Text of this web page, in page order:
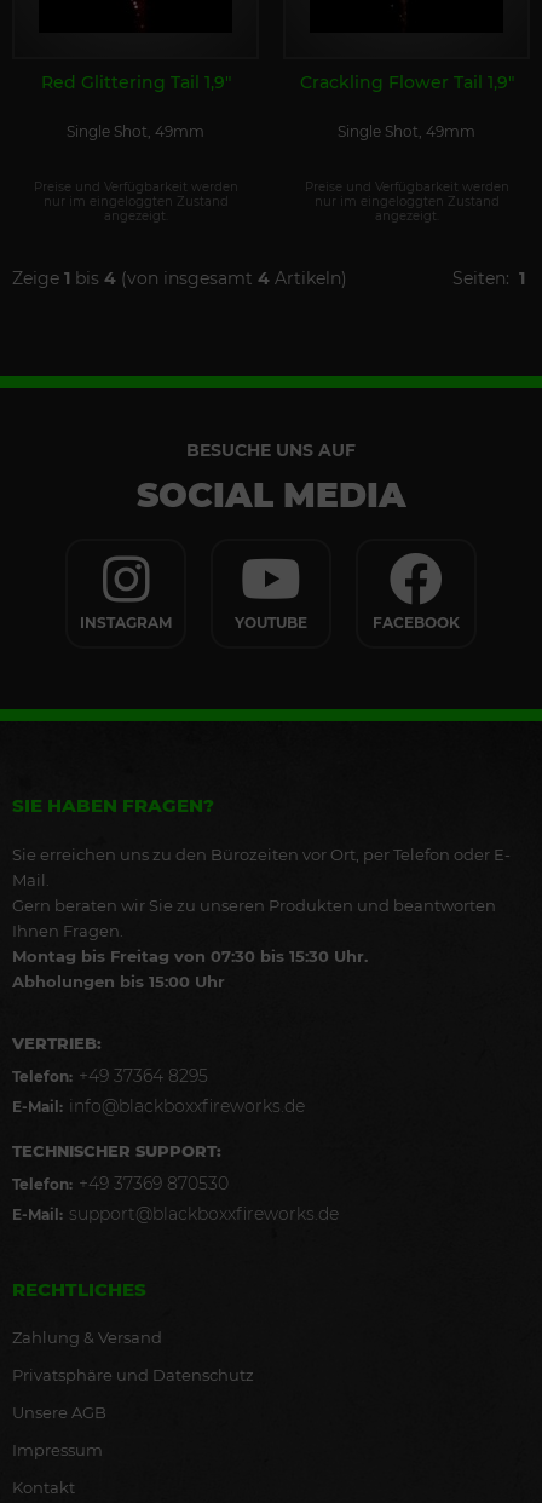
Red Glittering Tail 1,9"
Single Shot, 49mm
Preise und Verfügbarkeit werden
nur im eingeloggten Zustand
angezeigt.
Crackling Flower Tail 1,9"
Single Shot, 49mm
Preise und Verfügbarkeit werden
nur im eingeloggten Zustand
angezeigt.
Zeige 1 bis 4 (von insgesamt 4 Artikeln) Seiten: 1
BESUCHE UNS AUF
SOCIAL MEDIA
INSTAGRAM YOUTUBE FACEBOOK
SIE HABEN FRAGEN?
Sie erreichen uns zu den Bürozeiten vor Ort, per Telefon oder E-
Mail.
Gern beraten wir Sie zu unseren Produkten und beantworten
Ihnen Fragen.
Montag bis Freitag von 07:30 bis 15:30 Uhr.
Abholungen bis 15:00 Uhr
VERTRIEB:
Telefon: +49 37364 8295
E-Mail: info@blackboxxfireworks.de
TECHNISCHER SUPPORT:
Telefon: +49 37369 870530
E-Mail: support@blackboxxfireworks.de
RECHTLICHES
Zahlung & Versand
Privatsphäre und Datenschutz
Unsere AGB
Impressum
Kontakt